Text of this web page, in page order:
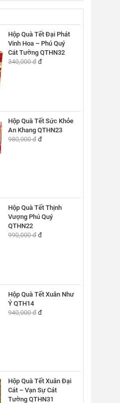
Hộp Quà Tết Đại Phát
Vinh Hoa – Phú Quý
Cát Tường QTHN32
340,000 đ đ
Hộp Quà Tết Sức Khỏe
An Khang QTHN23
980,000 đ đ
Hộp Quà Tết Thịnh
Vượng Phú Quý
QTHN22
990,000 đ đ
Hộp Quà Tết Xuân Như
Ý QTH14
940,000 đ đ
Hộp Quà Tết Xuân Đại
Cát – Vạn Sự Cát
Tường QTHN31